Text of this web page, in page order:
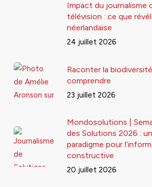
Impact du journalisme
télévision : ce que
néerlandaise
24 juillet 2026
Raconter la
comprendre
23 juillet 2026
Mondosolutions |
des Solutions 2026 :
paradigme pour
constructive
20 juillet 2026